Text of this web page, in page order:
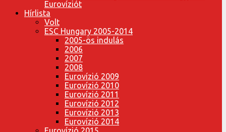
Eurovíziót
Hírlista
Volt
ESC Hungary 2005-2014
2005-ös indulás
2006
2007
2008
Eurovízió 2009
Eurovízió 2010
Eurovízió 2011
Eurovízió 2012
Eurovízió 2013
Eurovízió 2014